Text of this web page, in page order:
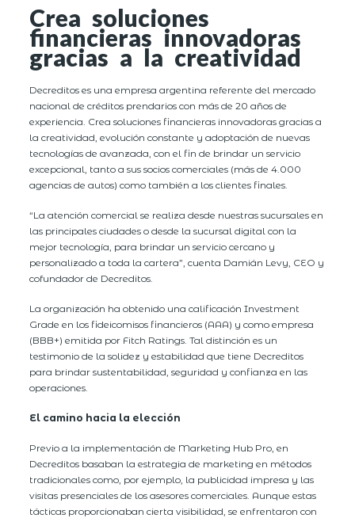
Crea soluciones
financieras innovadoras
gracias a la creatividad
Decreditos es una empresa argentina referente del mercado
nacional de créditos prendarios con más de 20 años de
experiencia. Crea soluciones financieras innovadoras gracias a
la creatividad, evolución constante y adoptación de nuevas
tecnologías de avanzada, con el fin de brindar un servicio
excepcional, tanto a sus socios comerciales (más de 4.000
agencias de autos) como también a los clientes finales.
“La atención comercial se realiza desde nuestras sucursales en
las principales ciudades o desde la sucursal digital con la
mejor tecnología, para brindar un servicio cercano y
personalizado a toda la cartera”, cuenta Damián Levy, CEO y
cofundador de Decreditos.
La organización ha obtenido una calificación Investment
Grade en los fideicomisos financieros (AAA) y como empresa
(BBB+) emitida por Fitch Ratings. Tal distinción es un
testimonio de la solidez y estabilidad que tiene Decreditos
para brindar sustentabilidad, seguridad y confianza en las
operaciones.
El camino hacia la elección
Previo a la implementación de Marketing Hub Pro, en
Decreditos basaban la estrategia de marketing en métodos
tradicionales como, por ejemplo, la publicidad impresa y las
visitas presenciales de los asesores comerciales. Aunque estas
tácticas proporcionaban cierta visibilidad, se enfrentaron con